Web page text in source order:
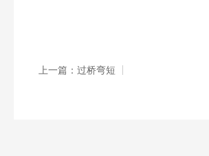
上一篇：过桥弯短